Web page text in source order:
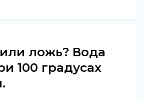
ложь? Вода
100 градусах